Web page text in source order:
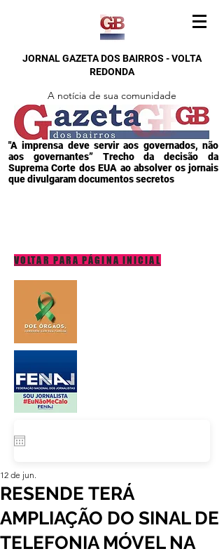
JORNAL GAZETA DOS BAIRROS - VOLTA
REDONDA
A notícia de sua comunidade
"A imprensa deve servir aos governados, não
aos governantes” Trecho da decisão da
Suprema Corte dos EUA ao absolver os jornais
que divulgaram documentos secretos
VOLTAR PARA PÁGINA INICIAL
RESENDE TERÁ
AMPLIAÇÃO DO SINAL DE
TELEFONIA MÓVEL NA
12 de jun.